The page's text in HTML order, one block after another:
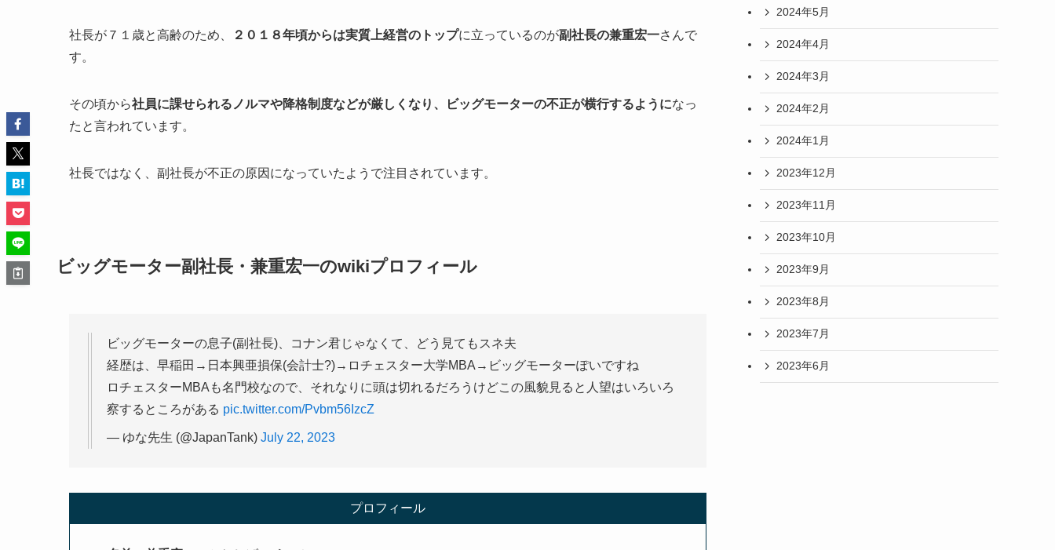
社長が７１歳と高齢のため、 ２０１８年頃からは実質上経営のトップに立っているのが副社長の兼重宏一さんで
す。
その頃から社員に課せられるノルマや降格制度などが厳しくなり、ビッグモーターの不正が横行するようになっ
たと言われています。
社長ではなく、副社長が不正の原因になっていたようで注目されています。
ビッグモーター副社長・兼重宏一のwikiプロフィール
ビッグモーターの息子(副社長)、コナン君じゃなくて、どう見てもスネ夫
経歴は、早稲田→日本興亜損保(会計士?)→ロチェスター大学MBA→ビッグモーターぽいですね
ロチェスターMBAも名門校なので、それなりに頭は切れるだろうけどこの風貌見ると人望はいろいろ
察するところがある pic.twitter.com/Pvbm56IzcZ
— ゆな先生 (@JapanTank) July 22, 2023
プロフィール
2024年5月
2024年4月
2024年3月
2024年2月
2024年1月
2023年12月
2023年11月
2023年10月
2023年9月
2023年8月
2023年7月
2023年6月